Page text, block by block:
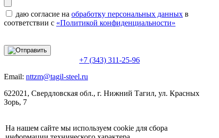
даю согласие на обработку персональных данных в
соответствии с «Политикой конфиденциальности»
+7 (343) 311-25-96
Email: nttzm@tagil-steel.ru
622021, Свердловская обл., г. Нижний Тагил, ул. Красных
Зорь, 7
На нашем сайте мы используем cookie для сбора